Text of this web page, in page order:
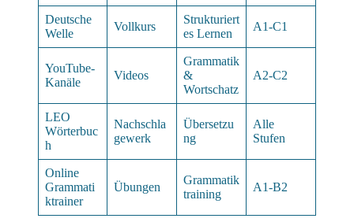
Deutsche
Welle
Vollkurs
Strukturiert
es Lernen
A1-C1
YouTube-
Kanäle
Videos
Grammatik
&
Wortschatz
A2-C2
LEO
Wörterbuc
h
Nachschla
gewerk
Übersetzu
ng
Alle
Stufen
Online
Grammati
ktrainer
Übungen
Grammatik
training
A1-B2